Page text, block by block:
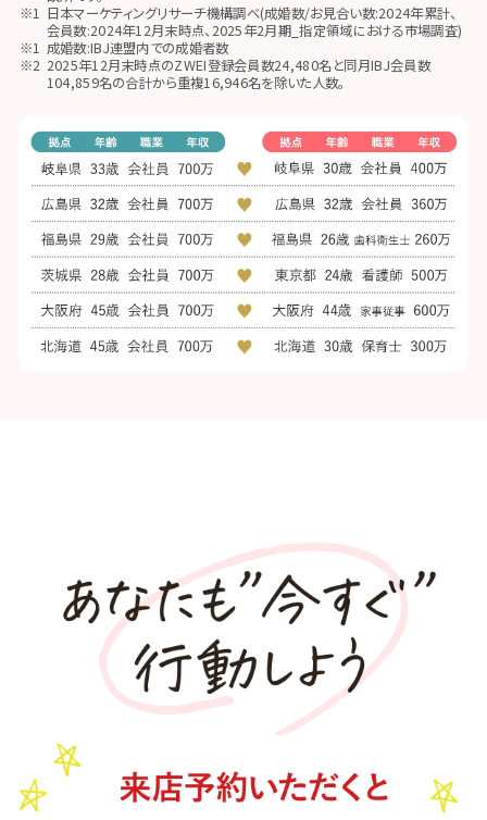
日本マーケティングリサーチ機構調べ(成婚数/お見合い数:2024年累計、
会員数:2024年12月末時点、2025年2月期_指定領域における市場調査)
成婚数:IBJ連盟内での成婚者数
2025年12月末時点のZWEI登録会員数24,480名と同月IBJ会員数
104,859名の合計から重複16,946名を除いた人数。